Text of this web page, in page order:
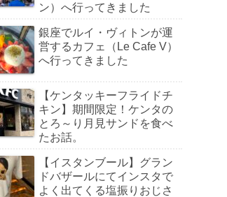
ン）へ行ってきました
銀座でルイ・ヴィトンが運
営するカフェ（Le Cafe V）
へ行ってきました
【ケンタッキーフライドチ
キン】期間限定！ケンタの
とろ～り月見サンドを食べ
たお話。
【イスタンブール】グラン
ドバザールにてインスタで
よく出てくる塩振りおじさ